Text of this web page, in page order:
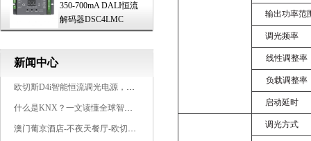
350-700mA DALI恒流
解码器DSC4LMC
新闻中心
欧切斯D4i智能恒流调光电源，引领未来照明生态
什么是KNX？一文读懂全球智能建筑控制标准
澳门葡京酒店-不夜天餐厅-欧切斯KNX智能控制系统打造高端智慧空间
输出功率范
调光频率
线性调整率
负载调整率
启动延时
调光方式